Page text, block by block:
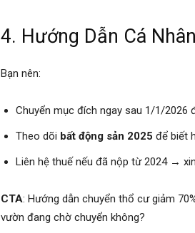
4. Hướng Dẫn Cá Nhân
Bạn nên:
Chuyển mục đích ngay sau 1/1/2026
Theo dõi bất động sản 2025 để biết
Liên hệ thuế nếu đã nộp từ 2024 →
CTA: Hướng dẫn chuyển thổ cư giảm
vườn đang chờ chuyển không?